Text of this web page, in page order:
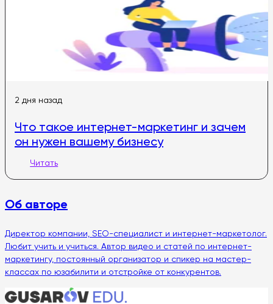
2 дня назад
Что такое интернет-маркетинг и зачем
он нужен вашему бизнесу
Читать
Об авторе
Директор компании, SEO-специалист и интернет-маркетолог.
Любит учить и учиться. Автор видео и статей по интернет-
маркетингу, постоянный организатор и спикер на мастер-
классах по юзабилити и отстройке от конкурентов.